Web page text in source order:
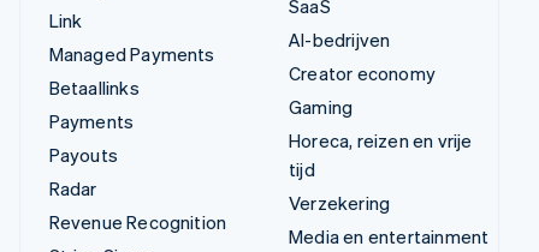
Link
Managed Payments
Betaallinks
Payments
Payouts
Radar
Revenue Recognition
SaaS
AI-bedrijven
Creator economy
Gaming
Horeca, reizen en vrije
tijd
Verzekering
Media en entertainment